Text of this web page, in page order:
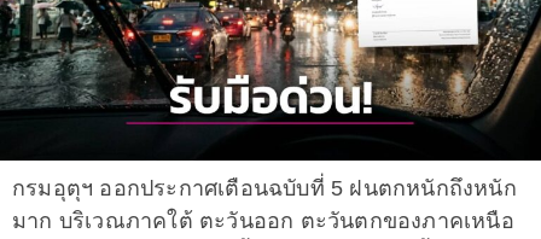
กรมอุตุฯ ออกประกาศเตือนฉบับที่ 5 ฝนตกหนักถึงหนัก
มาก บริเวณภาคใต้ ตะวันออก ตะวันตกของภาคเหนือ